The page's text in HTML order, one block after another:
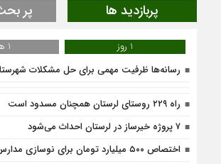
پربازدید ها پر
1 روز
1 هفته
رسانه‌ها ظرفیت مهمی برای حل مشکلات
راه ۲۲۹ روستای لرستان همچنان مسدود است
۷ پروژه خیرساز در لرستان احداث می‌شود
اختصاص ۵۰۰ میلیارد تومان برای نوسازی مدارس لرستان